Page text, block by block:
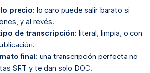
precio: lo caro puede salir barato si
y al revés.
de transcripción: literal, limpia, o con
final: una transcripción perfecta no
SRT y te dan solo DOC.